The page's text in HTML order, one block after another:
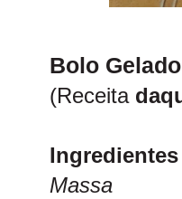
Bolo
(Receita
Ingredientes
Massa